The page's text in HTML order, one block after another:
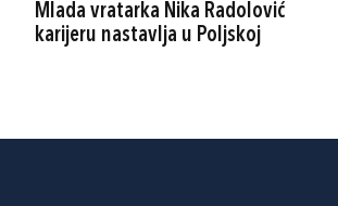
Mlada vratarka Nika Radolović
karijeru nastavlja u Poljskoj